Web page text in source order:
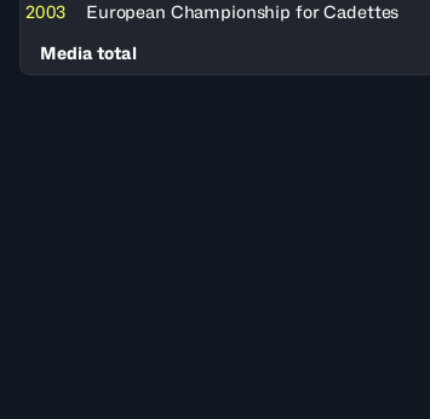
2003
European Championship for Cadettes
Media total